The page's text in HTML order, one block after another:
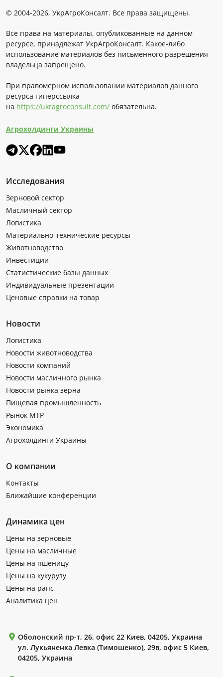
© 2004-2026, УкрАгроКонсалт. Все права защищены.
Все права на материалы, опубликованные на данном
ресурсе, принадлежат УкрАгроКонсалт. Какое-либо
использование материалов без письменного разрешения
владельца запрещено.
При правомерном использовании материалов данного
ресурса гиперссылка
на https://ukragroconsult.com/ обязательна.
Агрохолдинги Украины
Исследования
Зерновой сектор
Масличный сектор
Логистика
Материально-технические ресурсы
Животноводство
Инвестиции
Статистические базы данных
Индивидуальные презентации
Ценовые справки на товар
Новости
Логистика
Новости животноводства
Новости компаний
Новости масличного рынка
Новости рынка зерна
Пищевая промышленность
Рынок МТР
Экономика
Агрохолдинги Украины
О компании
Контакты
Ближайшие конференции
Динамика цен
Цены на зерновые
Цены на масличные
Цены на пшеницу
Цены на кукурузу
Цены на рапс
Аналитика цен
Оболонский пр-т, 26, офис 22 Киев, 04205, Украина
ул. Лукьяненка Левка (Тимошенко), 29в, офис 5 Киев,
04205, Украина